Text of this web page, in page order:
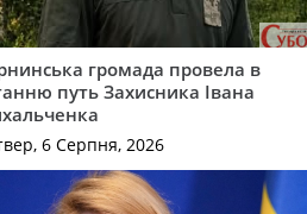
громада провела в
путь Захисника Івана
6 Серпня, 2026